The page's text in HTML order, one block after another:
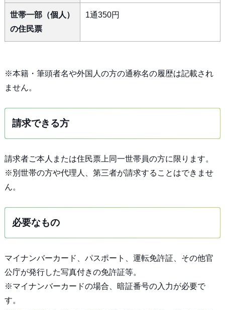
世帯一部（個人）
の住民票
1通350円
※本籍・筆頭者名や外国人の方の通称名の履歴は記載され
ません。
請求できる方
請求者ご本人または住民票上同一世帯員の方に限ります。
※別世帯の方や代理人、第三者が請求することはできませ
ん。
必要なもの
マイナンバーカード、パスポート、運転免許証、その他官
公庁が発行した写真付きの免許証等。
※マイナンバーカードの場合、暗証番号の入力が必要で
す。